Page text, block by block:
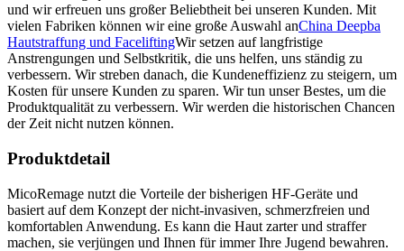
und wir erfreuen uns großer Beliebtheit bei unseren Kunden. Mit
vielen Fabriken können wir eine große Auswahl anChina Deepba
Hautstraffung und FaceliftingWir setzen auf langfristige
Anstrengungen und Selbstkritik, die uns helfen, uns ständig zu
verbessern. Wir streben danach, die Kundeneffizienz zu steigern, um
Kosten für unsere Kunden zu sparen. Wir tun unser Bestes, um die
Produktqualität zu verbessern. Wir werden die historischen Chancen
der Zeit nicht nutzen können.
Produktdetail
MicoRemage nutzt die Vorteile der bisherigen HF-Geräte und
basiert auf dem Konzept der nicht-invasiven, schmerzfreien und
komfortablen Anwendung. Es kann die Haut zarter und straffer
machen, sie verjüngen und Ihnen für immer Ihre Jugend bewahren.